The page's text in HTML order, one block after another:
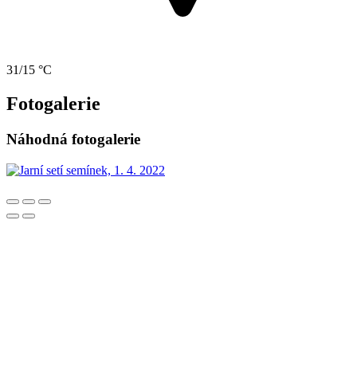
31/15 °C
Fotogalerie
Náhodná fotogalerie